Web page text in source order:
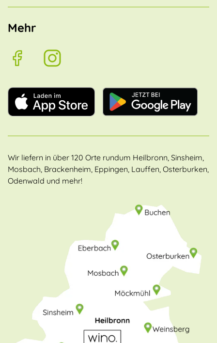
Mehr
Wir liefern in über 120 Orte rundum Heilbronn, Sinsheim,
Mosbach, Brackenheim, Eppingen, Lauffen, Osterburken,
Odenwald und mehr!